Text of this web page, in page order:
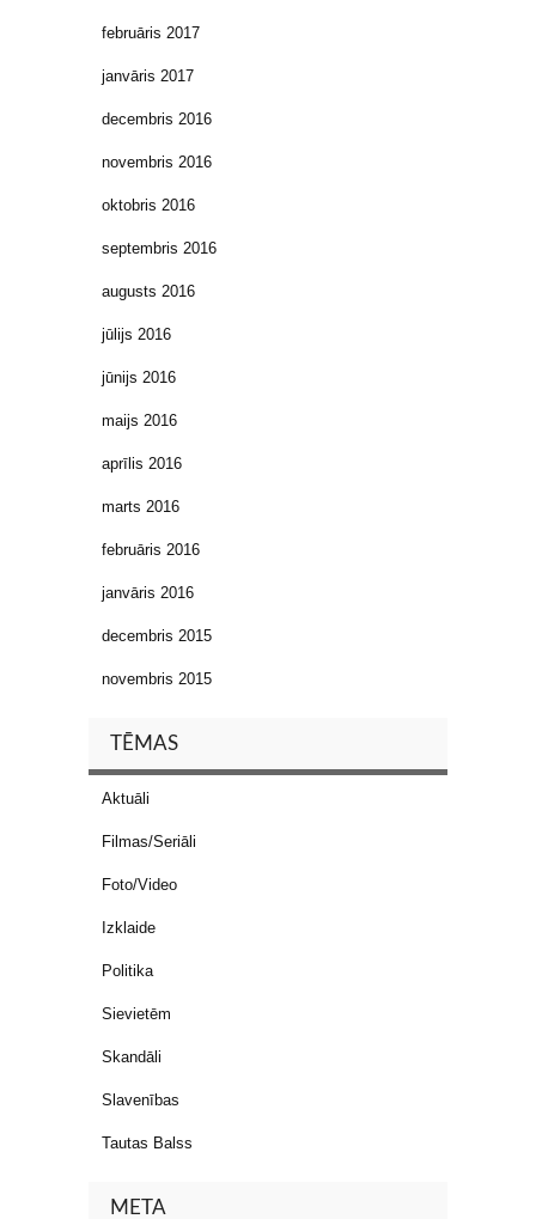
februāris 2017
janvāris 2017
decembris 2016
novembris 2016
oktobris 2016
septembris 2016
augusts 2016
jūlijs 2016
jūnijs 2016
maijs 2016
aprīlis 2016
marts 2016
februāris 2016
janvāris 2016
decembris 2015
novembris 2015
TĒMAS
Aktuāli
Filmas/Seriāli
Foto/Video
Izklaide
Politika
Sievietēm
Skandāli
Slavenības
Tautas Balss
META